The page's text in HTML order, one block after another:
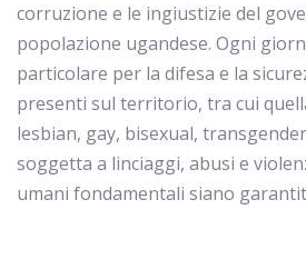
corruzione e le ingiustizie del
popolazione ugandese. Ogni
particolare per la difesa e la
presenti sul territorio, tra cui
lesbian, gay, bisexual,
soggetta a linciaggi, abusi e
umani fondamentali siano